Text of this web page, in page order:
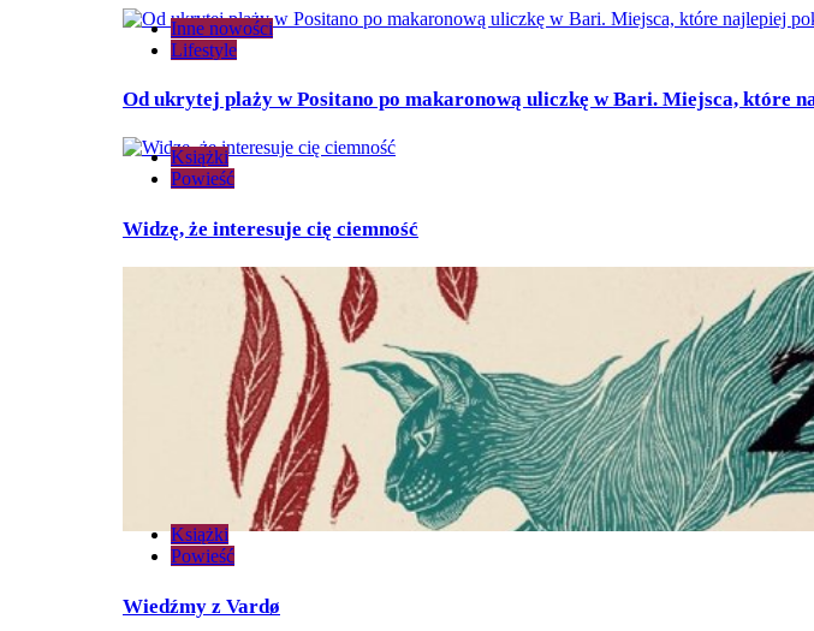
Inne nowości
Lifestyle
Od ukrytej plaży w Positano po makaronową uliczkę w Bari. Miejsca, które
Książki
Powieść
Widzę, że interesuje cię ciemność
Książki
Powieść
Wiedźmy z Vardø